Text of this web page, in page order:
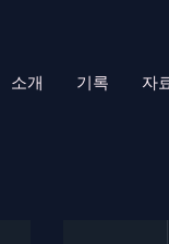
소개 기록 자